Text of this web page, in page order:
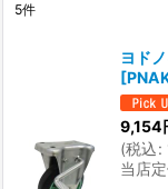
5件
ヨド
[
9,154
(税込:
当店